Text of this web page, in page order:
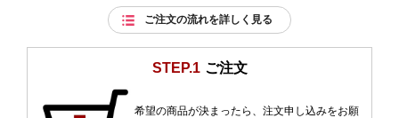
ご注文の流れを詳しく見る
STEP.1 ご注文
希望の商品が決まったら、注文申し込みをお願